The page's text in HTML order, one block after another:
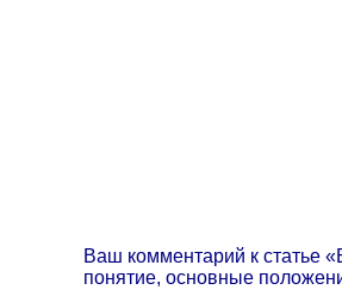
Ваш комментарий к статье
понятие, основные